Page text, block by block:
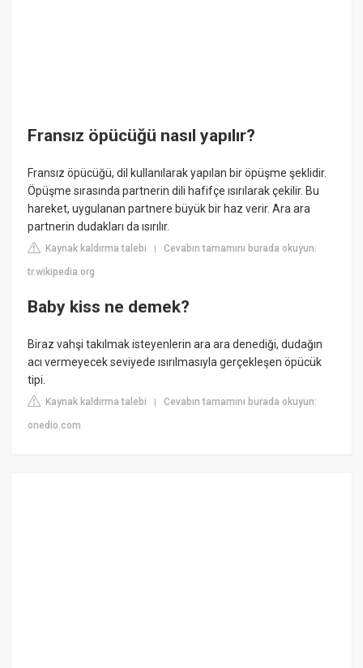
Fransız öpücüğü nasıl yapılır?
Fransız öpücüğü, dil kullanılarak yapılan bir öpüşme şeklidir.
Öpüşme sırasında partnerin dili hafifçe ısırılarak çekilir. Bu
hareket, uygulanan partnere büyük bir haz verir. Ara ara
partnerin dudakları da ısırılır.
Kaynak kaldırma talebi |Cevabın tamamını burada okuyun:
tr.wikipedia.org
Baby kiss ne demek?
Biraz vahşi takılmak isteyenlerin ara ara denediği, dudağın
acı vermeyecek seviyede ısırılmasıyla gerçekleşen öpücük
tipi.
Kaynak kaldırma talebi |Cevabın tamamını burada okuyun:
onedio.com